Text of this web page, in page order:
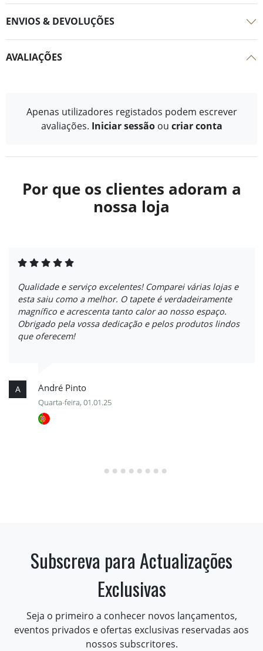
ENVIOS & DEVOLUÇÕES
AVALIAÇÕES
Apenas utilizadores registados podem escrever
avaliações. Iniciar sessão ou criar conta
Por que os clientes adoram a
nossa loja
Qualidade e serviço excelentes! Comparei várias lojas e
esta saiu como a melhor. O tapete é verdadeiramente
magnífico e acrescenta tanto calor ao nosso espaço.
Obrigado pela vossa dedicação e pelos produtos lindos
que oferecem!
A André Pinto
Quarta-feira, 01.01.25
Subscreva para Actualizações
Exclusivas
Seja o primeiro a conhecer novos lançamentos,
eventos privados e ofertas exclusivas reservadas aos
nossos subscritores.